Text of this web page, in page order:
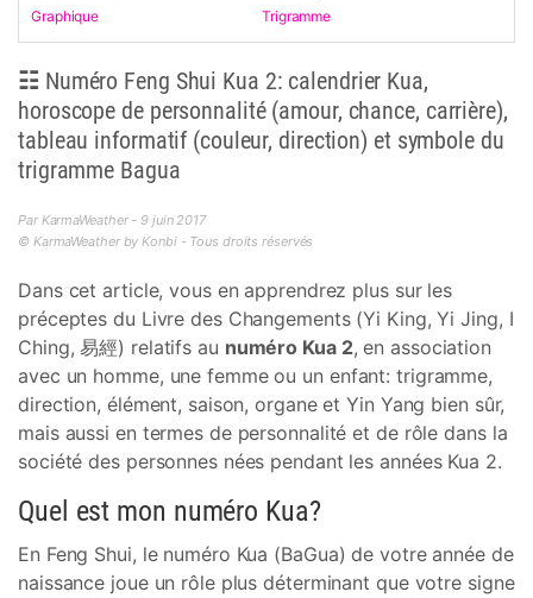
Graphique
Trigramme
☷ Numéro Feng Shui Kua 2: calendrier Kua,
horoscope de personnalité (amour, chance, carrière),
tableau informatif (couleur, direction) et symbole du
trigramme Bagua
Par KarmaWeather - 9 juin 2017
© KarmaWeather by Konbi - Tous droits réservés
Dans cet article, vous en apprendrez plus sur les
préceptes du Livre des Changements (Yi King, Yi Jing, I
Ching, 易經) relatifs au numéro Kua 2, en association
avec un homme, une femme ou un enfant: trigramme,
direction, élément, saison, organe et Yin Yang bien sûr,
mais aussi en termes de personnalité et de rôle dans la
société des personnes nées pendant les années Kua 2.
Quel est mon numéro Kua?
En Feng Shui, le numéro Kua (BaGua) de votre année de
naissance joue un rôle plus déterminant que votre signe